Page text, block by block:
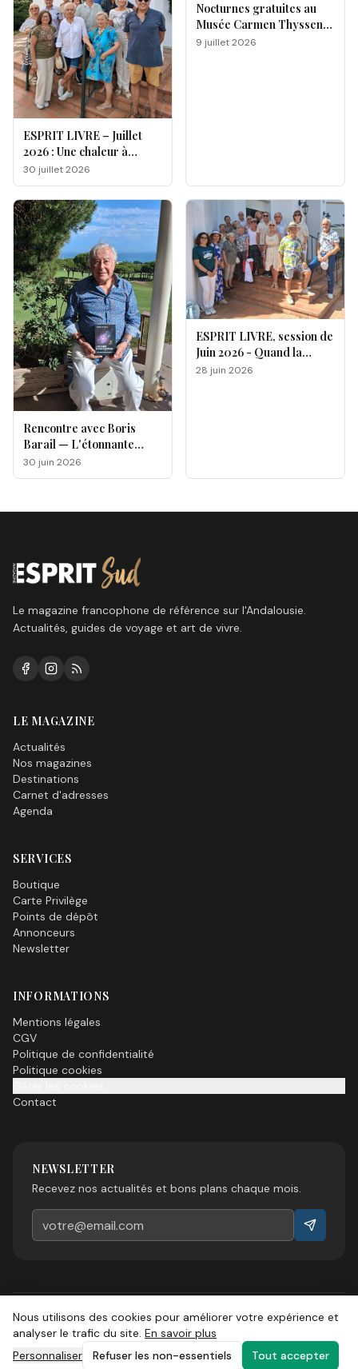
ESPRIT LIVRE – Juillet
2026 : Une chaleur à
double facette
30 juillet 2026
Nocturnes gratuites au
Musée Carmen Thyssen
de Málaga
9 juillet 2026
Rencontre avec Boris
Barail — L'étonnante
odyssée d'un électron
voyageur
30 juin 2026
ESPRIT LIVRE, session de
Juin 2026 - Quand la
magie opère !
28 juin 2026
Le magazine francophone de référence sur l'Andalousie.
Actualités, guides de voyage et art de vivre.
LE MAGAZINE
Actualités
Nos magazines
Destinations
Carnet d'adresses
Agenda
SERVICES
Boutique
Carte Privilège
Points de dépôt
Annonceurs
Newsletter
INFORMATIONS
Mentions légales
CGV
Politique de confidentialité
Politique cookies
Contact
NEWSLETTER
Recevez nos actualités et bons plans chaque mois.
©2026Esprit Sud Magazine. Tous droits réservés.
Nous utilisons des cookies pour améliorer votre expérience et
analyser le trafic du site. En savoir plus
Personnaliser
Refuser les non-essentiels Tout accepter